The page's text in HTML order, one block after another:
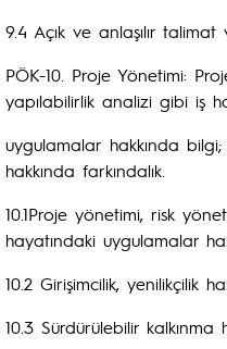
9.4 Açık ve anlaşılır
PÖK-10. Proje Yönetimi:
yapılabilirlik analizi gibi iş
uygulamalar hakkında
hakkında farkındalık.
10.1Proje yönetimi, risk
hayatındaki uygulamalar
10.2 Girişimcilik, yenilikçilik
10.3 Sürdürülebilir kalkınma